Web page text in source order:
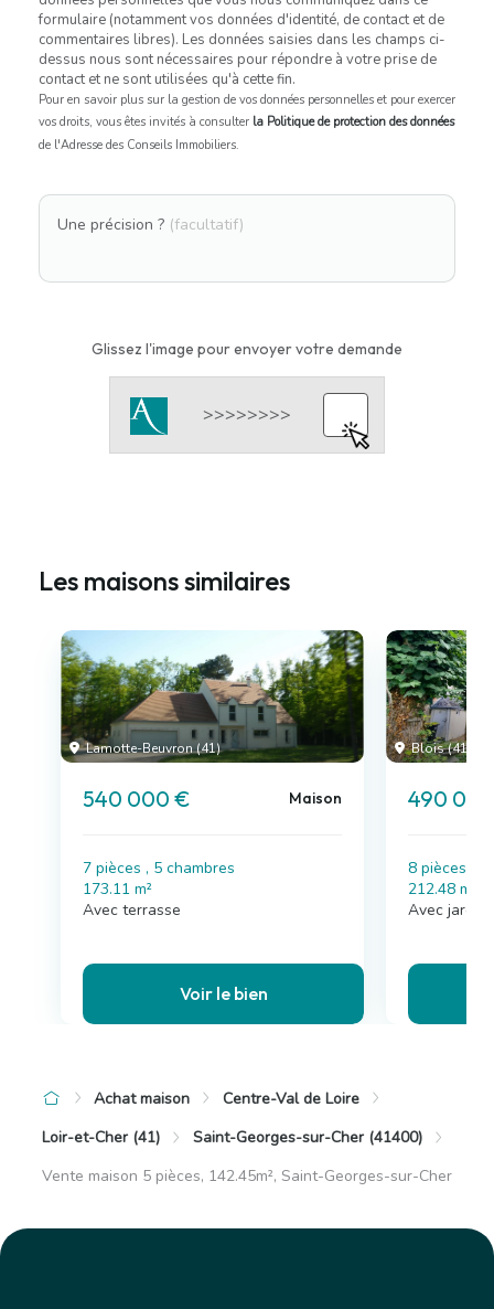
formulaire (notamment vos données d'identité, de contact et de
commentaires libres). Les données saisies dans les champs ci-
dessus nous sont nécessaires pour répondre à votre prise de
contact et ne sont utilisées qu'à cette fin.
Pour en savoir plus sur la gestion de vos données personnelles et pour exercer
vos droits, vous êtes invités à consulter la Politique de protection des données
de l'Adresse des Conseils Immobiliers.
Une précision ? (facultatif)
Glissez l'image pour envoyer votre demande
Les maisons similaires
Lamotte-Beuvron (41)
540 000 € Maison
7 pièces , 5 chambres
173.11 m²
Avec terrasse
Voir le bien
Blois (41)
490
8 pièces , 6
212.48 m²
Avec
Achat maison
Centre-Val de Loire
Loir-et-Cher (41)
Saint-Georges-sur-Cher (41400)
Vente maison 5 pièces, 142.45m², Saint-Georges-sur-Cher